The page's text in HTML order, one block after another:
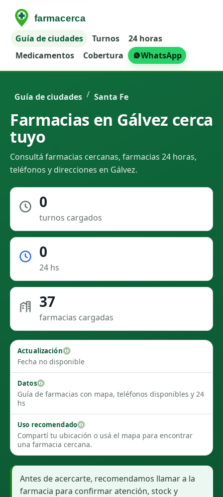
Guía de ciudades Turnos
24 horas
Medicamentos
Cobertura WhatsApp
Guía de ciudades / Santa Fe
Farmacias en Gálvez cerca
tuyo
Consultá farmacias cercanas, farmacias 24 horas,
teléfonos y direcciones en Gálvez.
0
turnos cargados
0
24 hs
37
farmacias cargadas
Actualización
Fecha no disponible
Datos
Guía de farmacias con mapa, teléfonos disponibles y 24
hs
Uso recomendado
Compartí tu ubicación o usá el mapa para encontrar
una farmacia cercana.
Antes de acercarte, recomendamos llamar a la
farmacia para confirmar atención, stock y